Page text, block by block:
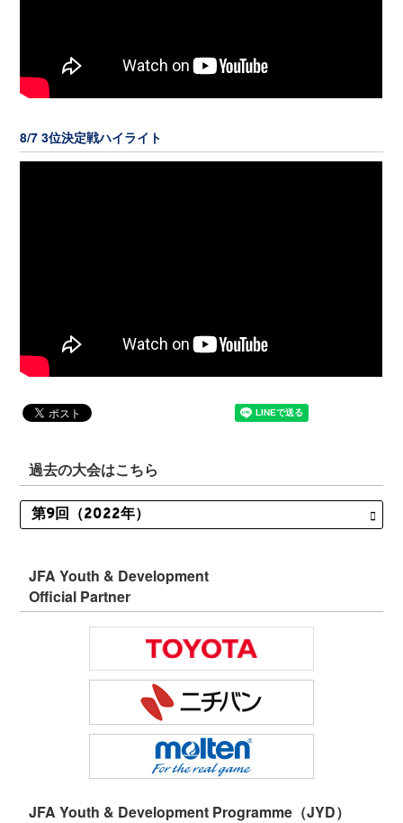
8/7 3位決定戦ハイライト
過去の大会はこちら
JFA Youth & Development
Official Partner
JFA Youth & Development Programme（JYD）